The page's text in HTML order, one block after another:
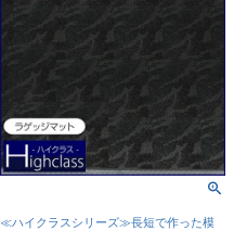
≪ハイクラスシリーズ≫長短で作った模